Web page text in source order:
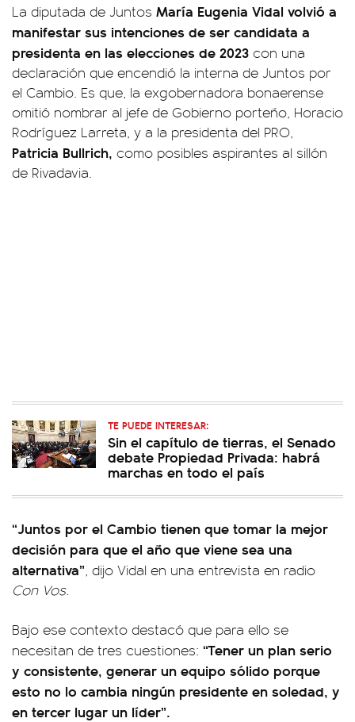
La diputada de Juntos María Eugenia Vidal volvió a
manifestar sus intenciones de ser candidata a
presidenta en las elecciones de 2023 con una
declaración que encendió la interna de Juntos por
el Cambio. Es que, la exgobernadora bonaerense
omitió nombrar al jefe de Gobierno porteño, Horacio
Rodríguez Larreta, y a la presidenta del PRO,
Patricia Bullrich, como posibles aspirantes al sillón
de Rivadavia.
TE PUEDE INTERESAR:
Sin el capítulo de tierras, el Senado
debate Propiedad Privada: habrá
marchas en todo el país
“Juntos por el Cambio tienen que tomar la mejor
decisión para que el año que viene sea una
alternativa”, dijo Vidal en una entrevista en radio
Con Vos.
Bajo ese contexto destacó que para ello se
necesitan de tres cuestiones: “Tener un plan serio
y consistente, generar un equipo sólido porque
esto no lo cambia ningún presidente en soledad, y
en tercer lugar un líder”.